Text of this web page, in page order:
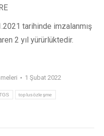
tarihinde imzalanmış
2 yıl yürürlüktedir.
1 Şubat 2022
toplusözleşme